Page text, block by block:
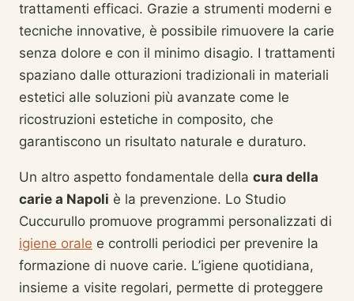
trattamenti efficaci. Grazie a strumenti moderni e
tecniche innovative, è possibile rimuovere la carie
senza dolore e con il minimo disagio. I trattamenti
spaziano dalle otturazioni tradizionali in materiali
estetici alle soluzioni più avanzate come le
ricostruzioni estetiche in composito, che
garantiscono un risultato naturale e duraturo.
Un altro aspetto fondamentale della cura della
carie a Napoli è la prevenzione. Lo Studio
Cuccurullo promuove programmi personalizzati di
igiene orale e controlli periodici per prevenire la
formazione di nuove carie. L’igiene quotidiana,
insieme a visite regolari, permette di proteggere